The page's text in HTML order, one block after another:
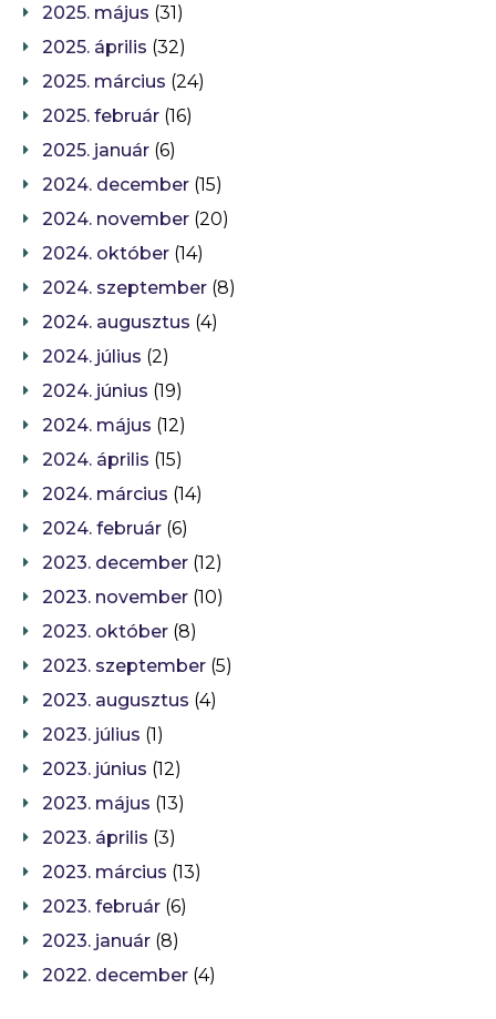
2025. május (31)
2025. április (32)
2025. március (24)
2025. február (16)
2025. január (6)
2024. december (15)
2024. november (20)
2024. október (14)
2024. szeptember (8)
2024. augusztus (4)
2024. július (2)
2024. június (19)
2024. május (12)
2024. április (15)
2024. március (14)
2024. február (6)
2023. december (12)
2023. november (10)
2023. október (8)
2023. szeptember (5)
2023. augusztus (4)
2023. július (1)
2023. június (12)
2023. május (13)
2023. április (3)
2023. március (13)
2023. február (6)
2023. január (8)
2022. december (4)